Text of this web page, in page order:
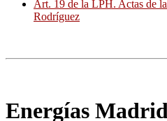
Art. 19 de la LPH. Actas de
Rodríguez
Energías